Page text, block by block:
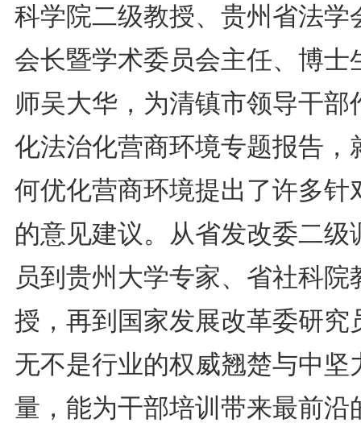
科学院二级教授、贵州省法学
会长暨学术委员会主任、博士
师吴大华，为清镇市领导干部
化法治化营商环境专题报告，
何优化营商环境提出了许多针
的意见建议。从省发改委二级
员到贵州大学专家、省社科院
授，再到国家发展改革委研究
无不是行业的权威翘楚与中坚
量，能为干部培训带来最前沿